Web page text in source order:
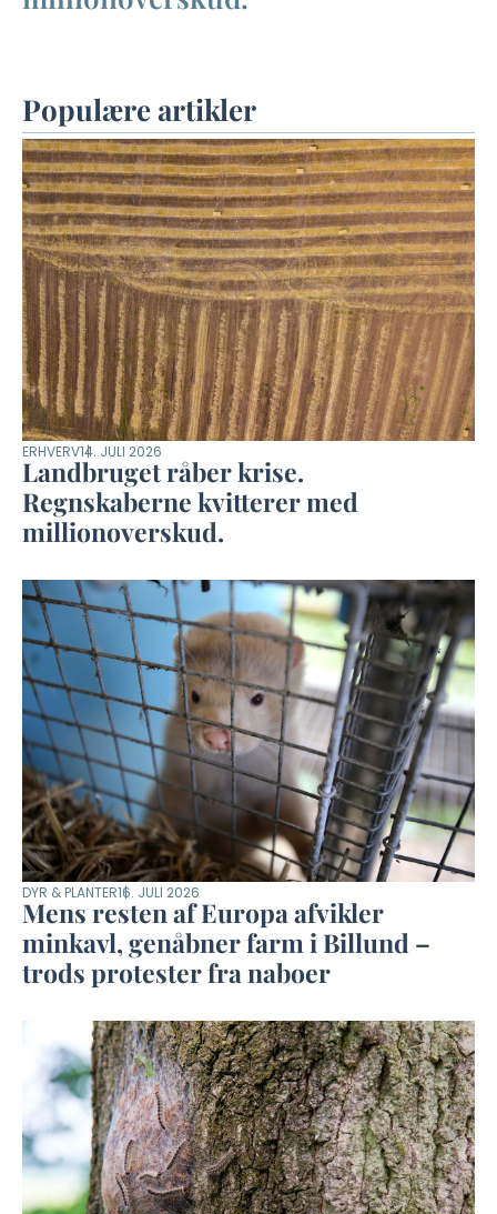
Populære artikler
ERHVERV14. JULI 2026
Landbruget råber krise.
Regnskaberne kvitterer med
millionoverskud.
DYR & PLANTER16. JULI 2026
Mens resten af Europa afvikler
minkavl, genåbner farm i Billund –
trods protester fra naboer